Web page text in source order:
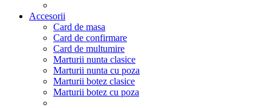
Accesorii
Card de masa
Card de confirmare
Card de multumire
Marturii nunta clasice
Marturii nunta cu poza
Marturii botez clasice
Marturii botez cu poza